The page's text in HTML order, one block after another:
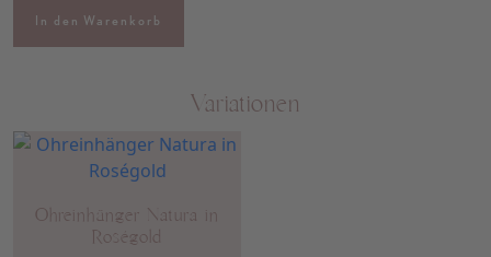
In den Warenkorb
Variationen
Ohreinhänger Natura in
Roségold